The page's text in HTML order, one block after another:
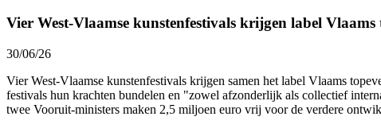
Vier West-Vlaamse kunstenfestivals krijgen label Vlaams
30/06/26
Vier West-Vlaamse kunstenfestivals krijgen samen het label Vlaams
festivals hun krachten bundelen en "zowel afzonderlijk als collectief
twee Vooruit-ministers maken 2,5 miljoen euro vrij voor de verdere